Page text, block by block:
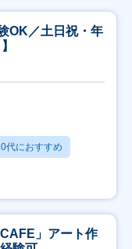
OK／土日祝・年
代におすすめ
」アート作